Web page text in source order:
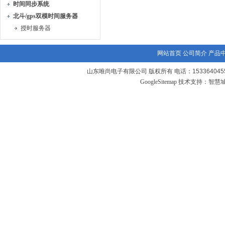
时间同步系统
北斗/gps双模时间服务器
授时服务器
网站首页 公司简介 产品
山东唯尚电子有限公司 版权所有 电话：
GoogleSitemap技术支持： 智慧